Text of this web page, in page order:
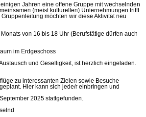
Jahren eine offene Gruppe mit wechselnden
(meist kulturellen) Unternehmungen trifft.
möchten wir diese Aktivität neu
von 16 bis 18 Uhr (Berufstätige dürfen auch
im Erdgeschoss
und Geselligkeit, ist herzlich eingeladen.
zu interessanten Zielen sowie Besuche
Hier kann sich jede/r einbringen und
2025 stattgefunden.